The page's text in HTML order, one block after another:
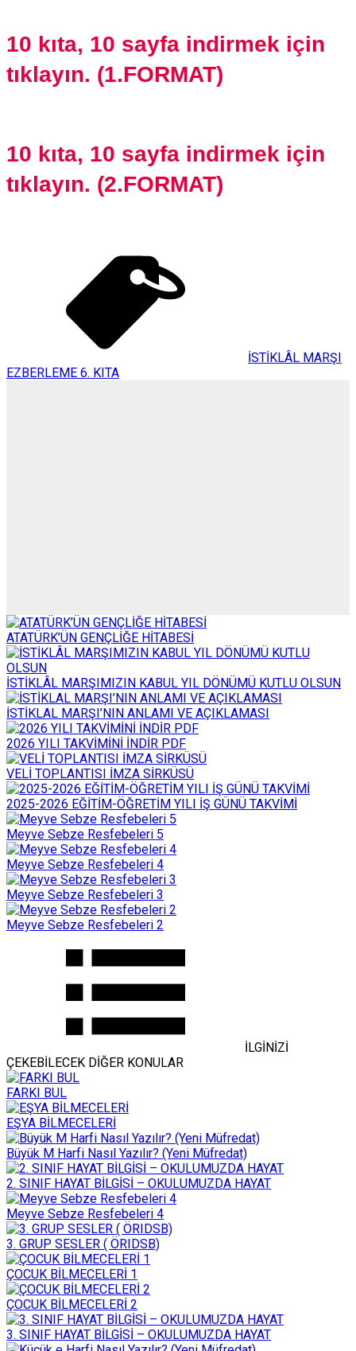
10 kıta, 10 sayfa indirmek için
tıklayın. (1.FORMAT)
10 kıta, 10 sayfa indirmek için
tıklayın. (2.FORMAT)
İSTİKLÂL MARŞI
EZBERLEME 6. KITA
ATATÜRK’ÜN GENÇLİĞE HİTABESİ
İSTİKLÂL MARŞIMIZIN KABUL YIL DÖNÜMÜ KUTLU OLSUN
İSTİKLAL MARŞI’NIN ANLAMI VE AÇIKLAMASI
2026 YILI TAKVİMİNİ İNDİR PDF
VELİ TOPLANTISI İMZA SİRKÜSÜ
2025-2026 EĞİTİM-ÖĞRETİM YILI İŞ GÜNÜ TAKVİMİ
Meyve Sebze Resfebeleri 5
Meyve Sebze Resfebeleri 4
Meyve Sebze Resfebeleri 3
Meyve Sebze Resfebeleri 2
İLGİNİZİ
ÇEKEBİLECEK DİĞER KONULAR
FARKI BUL
EŞYA BİLMECELERİ
Büyük M Harfi Nasıl Yazılır? (Yeni Müfredat)
2. SINIF HAYAT BİLGİSİ – OKULUMUZDA HAYAT
Meyve Sebze Resfebeleri 4
3. GRUP SESLER ( ÖRIDSB)
ÇOCUK BİLMECELERİ 1
ÇOCUK BİLMECELERİ 2
3. SINIF HAYAT BİLGİSİ – OKULUMUZDA HAYAT